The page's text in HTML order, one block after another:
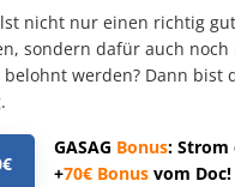
nicht nur einen richtig
sondern dafür auch noch
belohnt werden? Dann bist
GASAG Bonus: Strom
+70€ Bonus vom Doc!